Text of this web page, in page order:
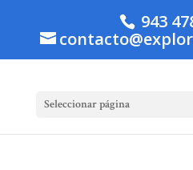
943
Seleccionar página